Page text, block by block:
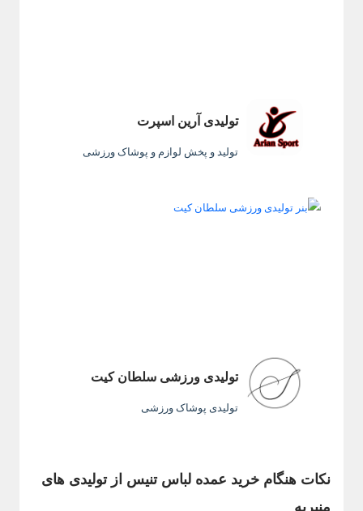
تولیدی آرین اسپرت
تولید و پخش لوازم و پوشاک ورزشی
تولیدی ورزشی سلطان کیت
تولیدی پوشاک ورزشی
نکات هنگام خرید عمده لباس تنیس از تولیدی های
منیریه